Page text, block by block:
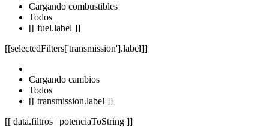
Cargando combustibles
Todos
[[ fuel.label ]]
[[selectedFilters['transmission'].label]]
Cargando cambios
Todos
[[ transmission.label ]]
[[ data.filtros | potenciaToString ]]